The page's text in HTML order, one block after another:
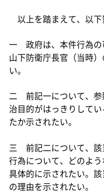
以上を踏まえて、以下
一 政府は、本件行為の
山下防衛庁長官（当時
い。
二 前記一について、参
治目的がはっきりして
たか示されたい。
三 前記二について、該
行為について、どのよ
具体的に示されたい。
の理由を示されたい。